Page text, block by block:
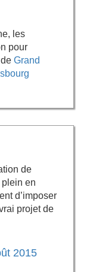
les
pour
Grand
de
plein en
d’imposer
projet de
2015